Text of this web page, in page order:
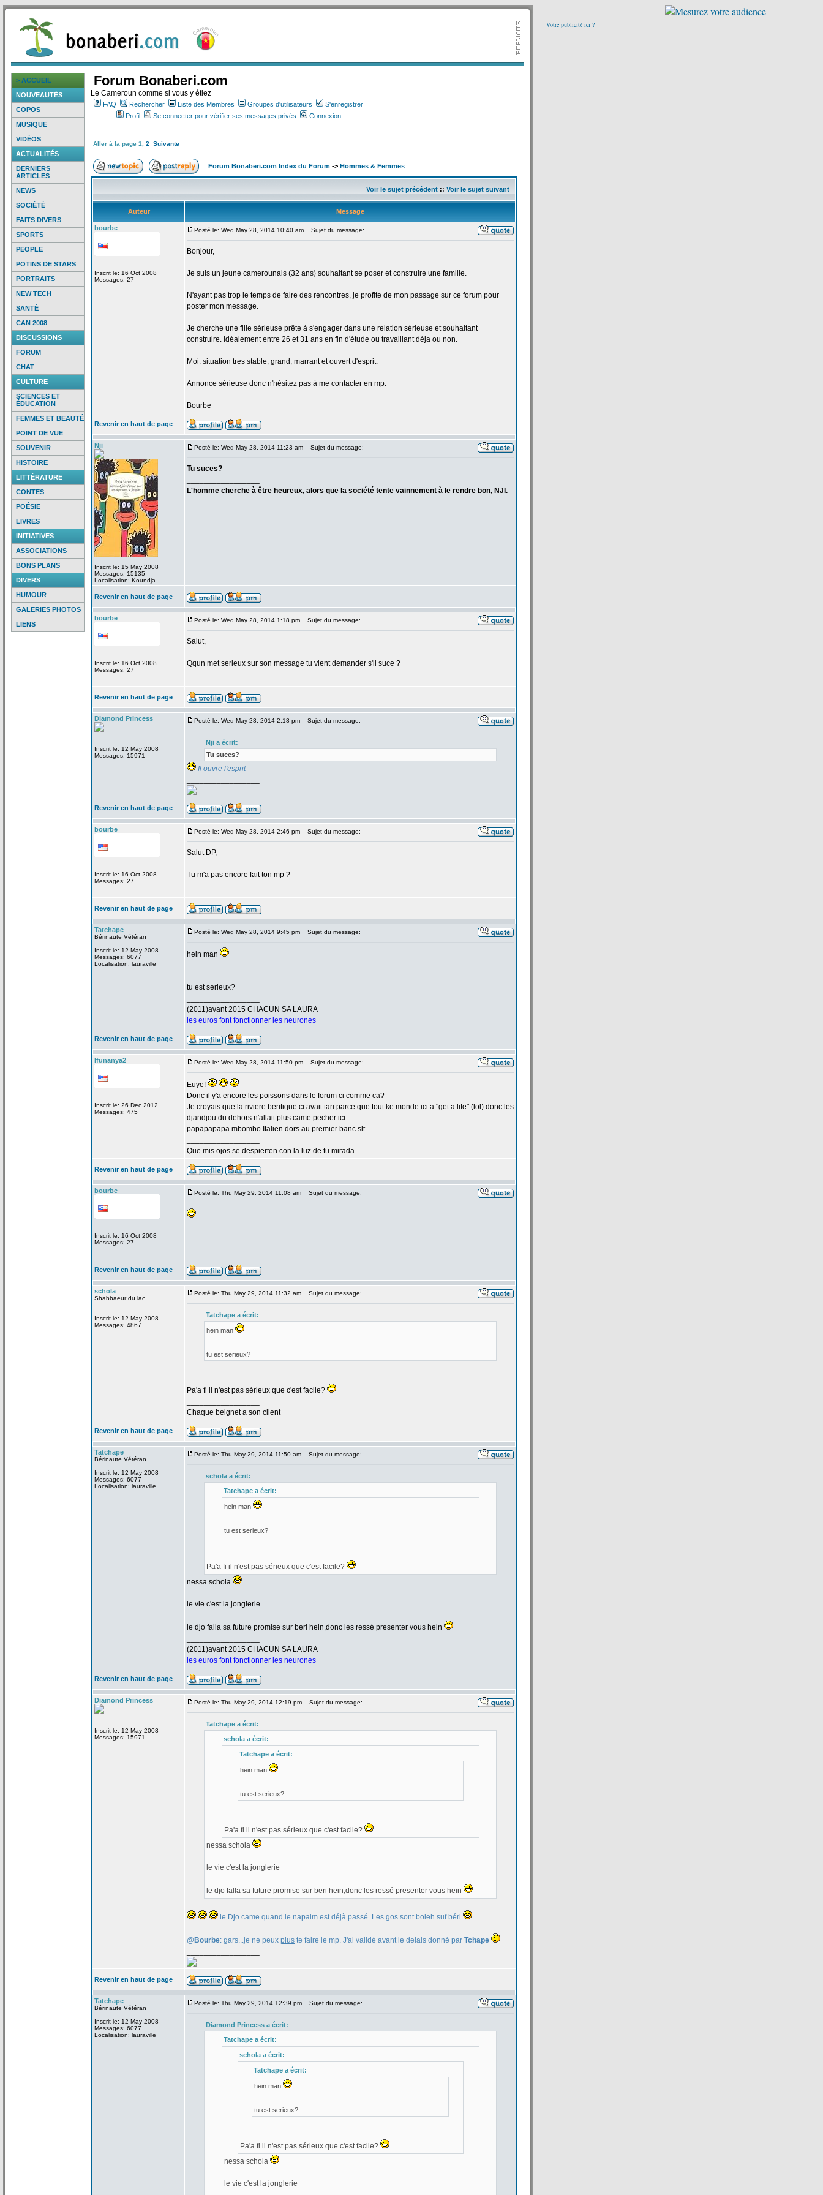
> ACCUEIL
NOUVEAUTÉS
COPOS
MUSIQUE
VIDÉOS
ACTUALITÉS
DERNIERS
ARTICLES
NEWS
SOCIÉTÉ
FAITS DIVERS
SPORTS
PEOPLE
POTINS DE STARS
PORTRAITS
NEW TECH
SANTÉ
CAN 2008
DISCUSSIONS
FORUM
CHAT
CULTURE
SCIENCES ET
ÉDUCATION
FEMMES ET BEAUTÉ
POINT DE VUE
SOUVENIR
HISTOIRE
LITTÉRATURE
CONTES
POÉSIE
LIVRES
INITIATIVES
ASSOCIATIONS
BONS PLANS
DIVERS
HUMOUR
GALERIES PHOTOS
LIENS
Forum Bonaberi.com
Le Cameroun comme si vous y étiez
FAQ Rechercher Liste des Membres Groupes d'utilisateurs
S'enregistrer
Profil
Se connecter pour vérifier ses messages privés Connexion
Aller à la page 1 2 Suivante
Forum Bonaberi.com Index du Forum -> Hommes & Femmes
Voir le sujet précédent :: Voir le sujet suivant
Auteur Message
bourbe
Inscrit le: 16 Oct 2008
Messages: 27
Posté le: Wed May 28, 2014 10:40 am Sujet du message:
Bonjour,
Je suis un jeune camerounais (32 ans) souhaitant se poser et construire une famille.
N'ayant pas trop le temps de faire des rencontres, je profite de mon passage sur ce forum pour
poster mon message.
Je cherche une fille sérieuse prête à s'engager dans une relation sérieuse et souhaitant
construire. Idéalement entre 26 et 31 ans en fin d'étude ou travaillant déja ou non.
Moi: situation tres stable, grand, marrant et ouvert d'esprit.
Annonce sérieuse donc n'hésitez pas à me contacter en mp.
Bourbe
Revenir en haut de page
Nji
Inscrit le: 15 May 2008
Messages: 15135
Localisation: Koundja
Posté le: Wed May 28, 2014 11:23 am Sujet du message:
Tu suces?
L'homme cherche à être heureux, alors que la société tente vainnement à le rendre bon, NJI.
Revenir en haut de page
bourbe
Inscrit le: 16 Oct 2008
Messages: 27
Posté le: Wed May 28, 2014 1:18 pm Sujet du message:
Salut,
Qqun met serieux sur son message tu vient demander s'il suce ?
Revenir en haut de page
Diamond Princess
Inscrit le: 12 May 2008
Messages: 15971
Posté le: Wed May 28, 2014 2:18 pm Sujet du message:
Nji a écrit:
Tu suces?
Il ouvre l'esprit
Revenir en haut de page
bourbe
Inscrit le: 16 Oct 2008
Messages: 27
Posté le: Wed May 28, 2014 2:46 pm Sujet du message:
Salut DP,
Tu m'a pas encore fait ton mp ?
Revenir en haut de page
Tatchape
Bérinaute Vétéran
Inscrit le: 12 May 2008
Messages: 6077
Localisation: lauraville
Posté le: Wed May 28, 2014 9:45 pm Sujet du message:
hein man
tu est serieux?
(2011)avant 2015 CHACUN SA LAURA
les euros font fonctionner les neurones
Revenir en haut de page
Ifunanya2
Inscrit le: 26 Dec 2012
Messages: 475
Posté le: Wed May 28, 2014 11:50 pm Sujet du message:
Euye!
Donc il y'a encore les poissons dans le forum ci comme ca?
Je croyais que la riviere beritique ci avait tari parce que tout ke monde ici a "get a life" (lol) donc les
djandjou du dehors n'allait plus came pecher ici.
papapapapa mbombo Italien dors au premier banc slt
Que mis ojos se despierten con la luz de tu mirada
Revenir en haut de page
bourbe
Inscrit le: 16 Oct 2008
Messages: 27
Posté le: Thu May 29, 2014 11:08 am Sujet du message:
Revenir en haut de page
schola
Shabbaeur du lac
Inscrit le: 12 May 2008
Messages: 4867
Posté le: Thu May 29, 2014 11:32 am Sujet du message:
Tatchape a écrit:
hein man
tu est serieux?
Pa'a fi il n'est pas sérieux que c'est facile?
Chaque beignet a son client
Revenir en haut de page
Tatchape
Bérinaute Vétéran
Inscrit le: 12 May 2008
Messages: 6077
Localisation: lauraville
Posté le: Thu May 29, 2014 11:50 am Sujet du message:
schola a écrit:
Tatchape aécrit:
hein man
tu est serieux?
Pa'a fi il n'est pas sérieux que c'est facile?
nessa schola
le vie c'est la jonglerie
le djo falla sa future promise sur beri hein,donc les ressé presenter vous hein
(2011)avant 2015 CHACUN SA LAURA
les euros font fonctionner les neurones
Revenir en haut de page
Diamond Princess
Inscrit le: 12 May 2008
Messages: 15971
Posté le: Thu May 29, 2014 12:19 pm Sujet du message:
Tatchape a écrit:
schola aécrit:
Tatchape aécrit:
hein man
tu est serieux?
Pa'afi il n'est pas sérieux que c'est facile?
nessa schola
le vie c'est la jonglerie
le djo falla sa future promise sur beri hein,donc les ressé presenter vous hein
le Djo came quand le napalm est déjà passé. Les gos sont boleh suf béri
@ Bourbe: gars...je ne peux plus te faire le mp. J'ai validé avant le delais donné par Tchape
Revenir en haut de page
Tatchape
Bérinaute Vétéran
Inscrit le: 12 May 2008
Messages: 6077
Localisation: lauraville
Posté le: Thu May 29, 2014 12:39 pm Sujet du message:
Diamond Princess a écrit:
Tatchape aécrit:
schola aécrit:
Tatchape a écrit:
hein man
tu est serieux?
Pa'afi il n'est pas sérieux que c'est facile?
nessa schola
le vie c'est lajonglerie
Votre publicité ici ?